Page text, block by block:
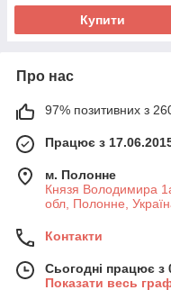
Купити
Про нас
97% позитивних з
Працює з
м. Полонне
Князя Володимира
обл, Полонне,
Контакти
Сьогодні працює з
Показати весь